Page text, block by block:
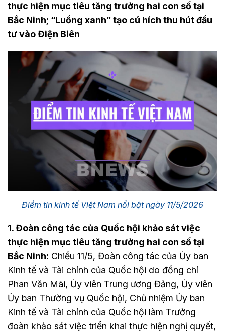
thực hiện mục tiêu tăng trưởng hai con số tại
Bắc Ninh; “Luồng xanh” tạo cú hích thu hút đầu
tư vào Điện Biên
Điểm tin kinh tế Việt Nam nổi bật ngày 11/5/2026
1. Đoàn công tác của Quốc hội khảo sát việc
thực hiện mục tiêu tăng trưởng hai con số tại
Bắc Ninh: Chiều 11/5, Đoàn công tác của Ủy ban
Kinh tế và Tài chính của Quốc hội do đồng chí
Phan Văn Mãi, Ủy viên Trung ương Đảng, Ủy viên
Ủy ban Thường vụ Quốc hội, Chủ nhiệm Ủy ban
Kinh tế và Tài chính của Quốc hội làm Trưởng
đoàn khảo sát việc triển khai thực hiện nghị quyết,